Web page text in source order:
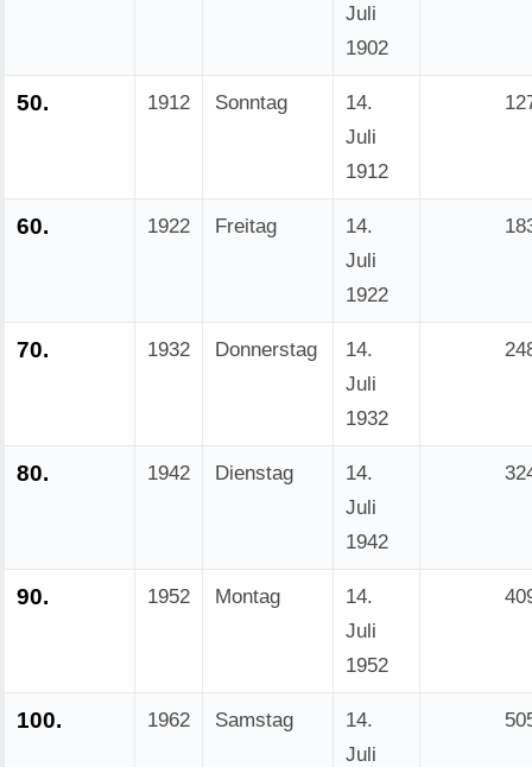
Juli
1902
50. 1912 Sonntag
14.
Juli
1912
60. 1922 Freitag
14.
Juli
1922
70. 1932 Donnerstag
14.
Juli
1932
80. 1942 Dienstag
14.
Juli
1942
90. 1952 Montag
14.
Juli
1952
100. 1962 Samstag
14.
Juli